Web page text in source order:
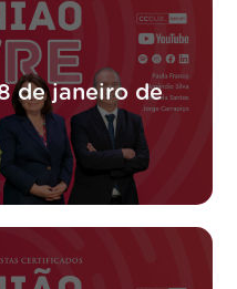
de janeiro de